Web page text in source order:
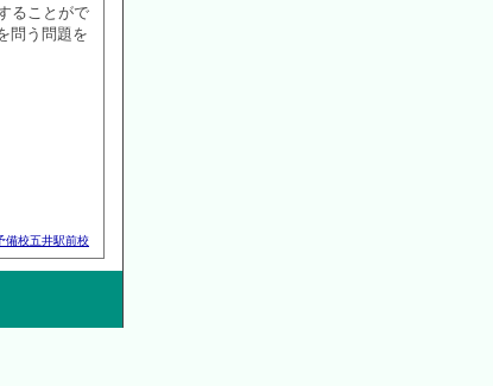
ることがで
問う問題を
備校五井駅前校